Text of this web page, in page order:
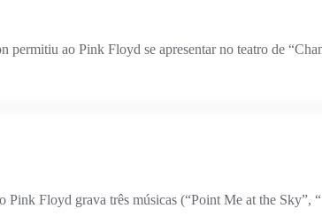
ao Pink Floyd se apresentar no teatro de
Pink Floyd grava três músicas (“Point Me at the